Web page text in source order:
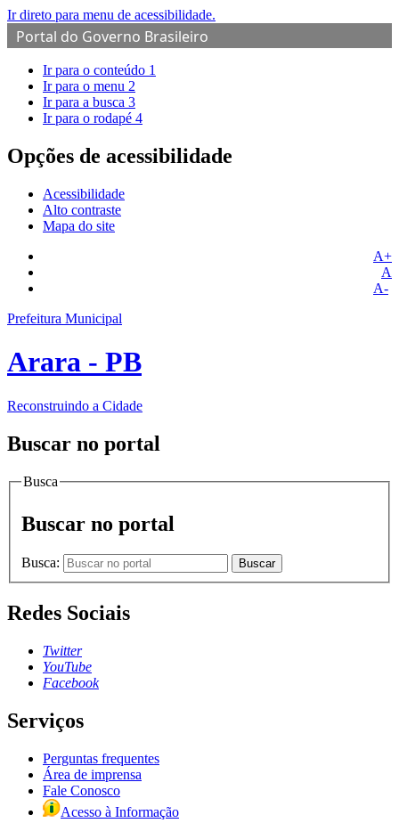
Ir direto para menu de acessibilidade.
Portal do Governo Brasileiro
Ir para o conteúdo 1
Ir para o menu 2
Ir para a busca 3
Ir para o rodapé 4
Opções de acessibilidade
Acessibilidade
Alto contraste
Mapa do site
A+
A
A-
Prefeitura Municipal
Arara - PB
Reconstruindo a Cidade
Buscar no portal
Busca
Buscar no portal
Busca: Buscar
Redes Sociais
Twitter
YouTube
Facebook
Serviços
Perguntas frequentes
Área de imprensa
Fale Conosco
Acesso à Informação